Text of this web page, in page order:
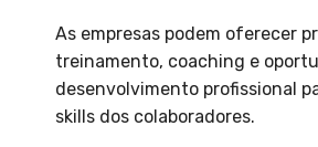
As empresas podem oferecer
treinamento, coaching e
desenvolvimento profissional
skills dos colaboradores.